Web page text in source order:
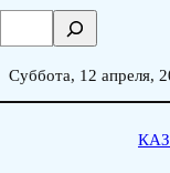
Skip
о
Суббота, 12 апреля,